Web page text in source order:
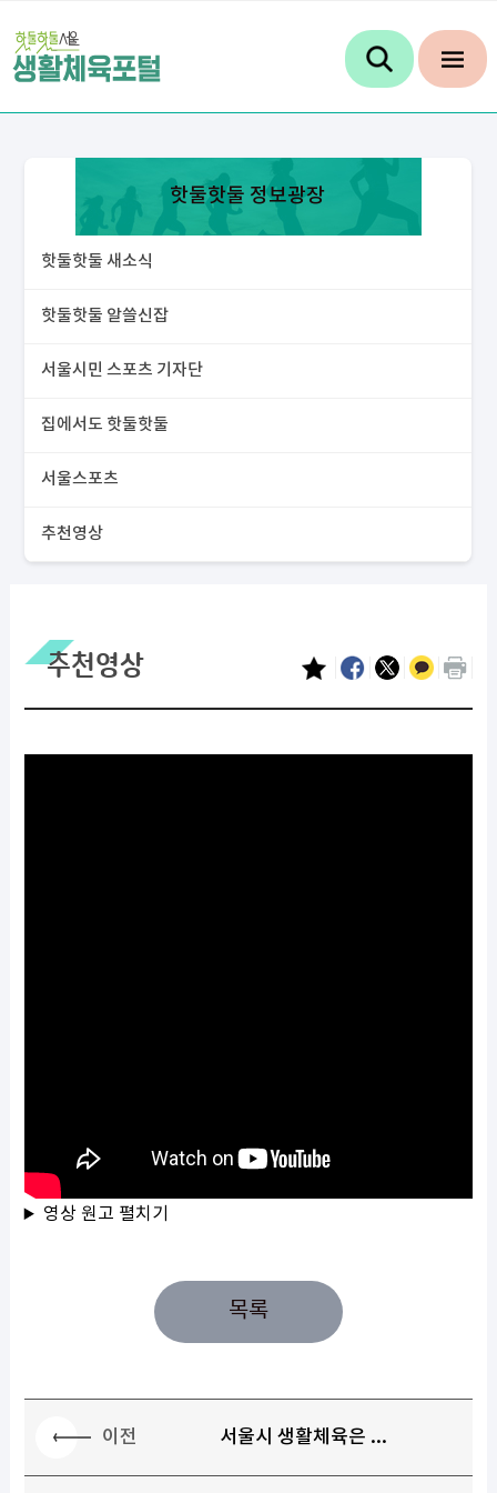
핫둘핫둘 정보광장
핫둘핫둘 새소식
핫둘핫둘 알쓸신잡
서울시민 스포츠 기자단
집에서도 핫둘핫둘
서울스포츠
추천영상
추천영상
영상 원고 펼치기
목록
이전 서울시 생활체육은 ...